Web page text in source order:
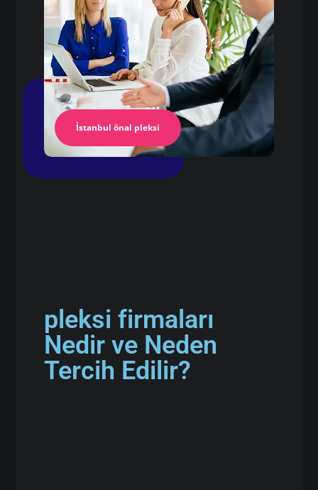
İstanbul önal pleksi
İstanbul Pleksi
pleksi firmaları
Nedir ve Neden
Tercih Edilir?